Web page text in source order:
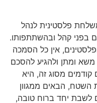
פלסטינית לנהל
בפני קהל ובהשתתפותו.
אין כל הסמכה
ומתן ולהגיע להסכם
קודמים מסוג זה, היא
השטח, הבאים ממגוון
לשבת יחד ברוח טובה,